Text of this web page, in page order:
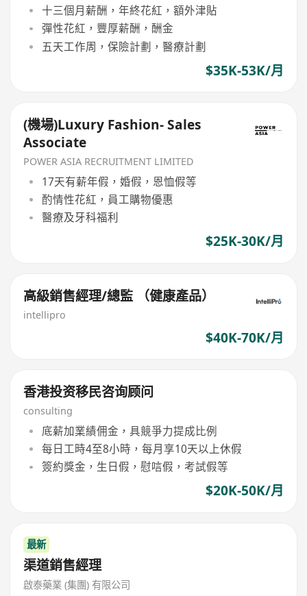
十三個月薪酬，年終花紅，額外津貼
彈性花紅，豐厚薪酬，酬金
五天工作周，保險計劃，醫療計劃
$35K-53K/月
(機場)Luxury Fashion- Sales
Associate
POWER ASIA RECRUITMENT LIMITED
17天有薪年假，婚假，恩恤假等
酌情性花紅，員工購物優惠
醫療及牙科福利
$25K-30K/月
高級銷售經理/總監 （健康產品）
intellipro
$40K-70K/月
香港投资移民咨询顾问
consulting
底薪加業績佣金，具競爭力提成比例
每日工時4至8小時，每月享10天以上休假
簽約獎金，生日假，慰唁假，考試假等
$20K-50K/月
最新
渠道銷售經理
啟泰藥業 (集團) 有限公司